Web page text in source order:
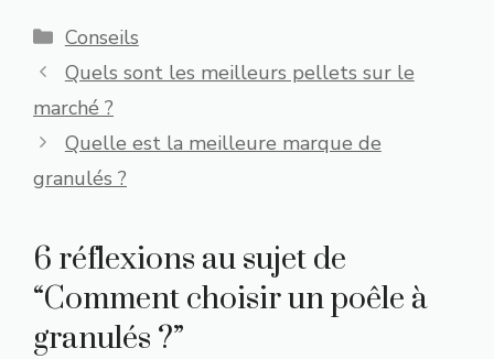
Catégories
Conseils
Quels sont les meilleurs pellets sur le
marché ?
Quelle est la meilleure marque de
granulés ?
6 réflexions au sujet de
“Comment choisir un poêle à
granulés ?”